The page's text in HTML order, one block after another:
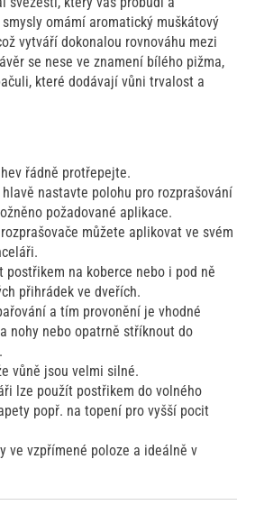
omámí aromatický muškátový
vytváří dokonalou rovnováhu mezi
se nese ve znamení bílého pižma,
které dodávají vůni trvalost a
řádně protřepejte.
nastavte polohu pro rozprašování
požadované aplikace.
můžete aplikovat ve svém
postřikem na koberce nebo i pod ně
přihrádek ve dveřích.
a tím provonění je vhodné
nohy nebo opatrně stříknout do
vůně jsou velmi silné.
lze použít postřikem do volného
popř. na topení pro vyšší pocit
ve vzpřímené poloze a ideálně v